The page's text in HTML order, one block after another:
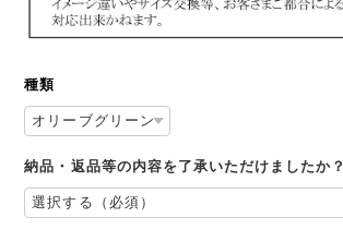
種類
納品・返品等の内容を了承いただけましたか？